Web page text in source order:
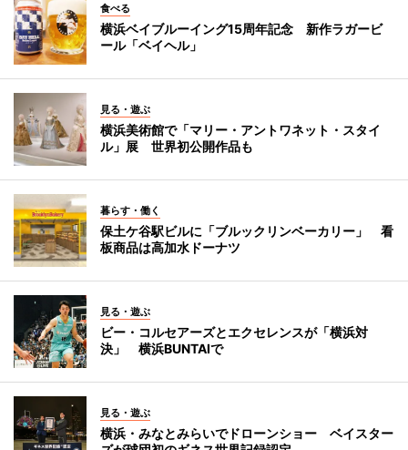
食べる
横浜ベイブルーイング15周年記念 新作ラガービ
ール「ベイヘル」
見る・遊ぶ
横浜美術館で「マリー・アントワネット・スタイ
ル」展 世界初公開作品も
暮らす・働く
保土ケ谷駅ビルに「ブルックリンベーカリー」 看
板商品は高加水ドーナツ
見る・遊ぶ
ビー・コルセアーズとエクセレンスが「横浜対
決」 横浜BUNTAIで
見る・遊ぶ
横浜・みなとみらいでドローンショー ベイスター